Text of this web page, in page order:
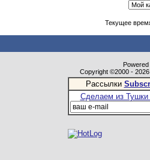
Текущее
Copyright ©2000 -
Рассылки
Сделаем из Тушки